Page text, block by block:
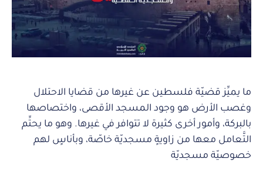
ما يميِّز قضيّة فلسطين عن غيرها من قضايا الاحتلال
وغصب الأرض هو وجود المسجد الأقصى، واختصاصها
بالبركة، وأمور أخرى كثيرة لا تتوافر في غيرها. وهو ما يحتِّم
التَّعامل معها من زاويةٍ مسجديّة خاصّة، وبأناسٍ لهم
خصوصيّة مسجديّة